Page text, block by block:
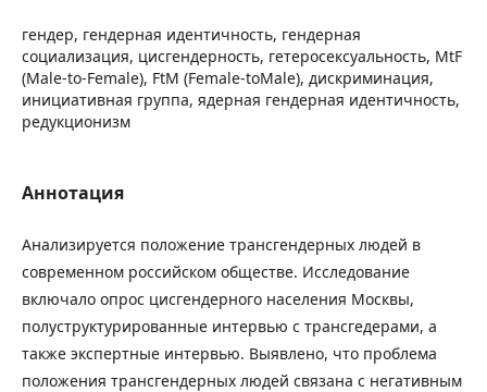
гендер, гендерная идентичность, гендерная
социализация, цисгендерность, гетеросексуальность, MtF
(Male-to-Female), FtM (Female-toMale), дискриминация,
инициативная группа, ядерная гендерная идентичность,
редукционизм
Аннотация
Анализируется положение трансгендерных людей в
современном российском обществе. Исследование
включало опрос цисгендерного населения Москвы,
полуструктурированные интервью с трансгедерами, а
также экспертные интервью. Выявлено, что проблема
положения трансгендерных людей связана с негативным